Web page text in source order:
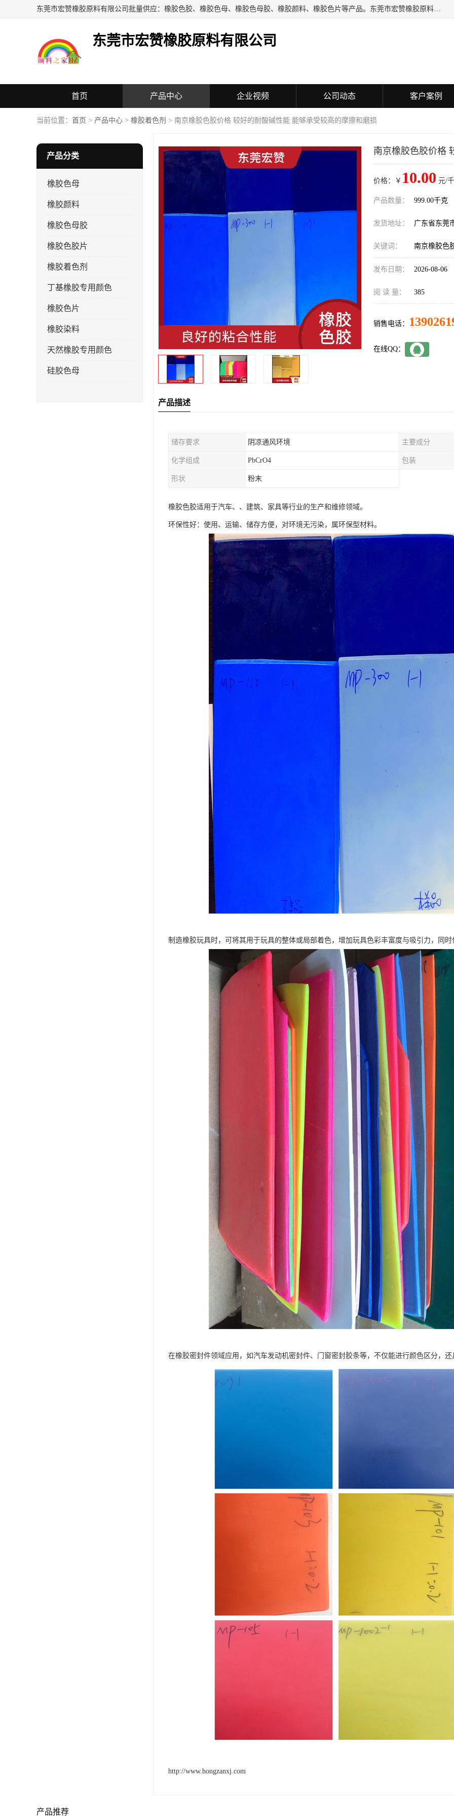
东莞市宏赞橡胶原料有限公司批量供应：橡胶色胶、橡胶色母、橡胶色母胶、橡胶颜料、橡胶色片等产品。东莞市宏赞橡胶原料有限公司经营已经十五年的历史，目前的客户群广达东南亚各国，也是目前橡胶制造密集度高的中国大陆橡胶制品工厂使用多，市场占有率高的色胶专业生产工厂。
东莞市宏赞橡胶原料有限公司
首页 产品中心 企业视频 公司动态 客户案例
当前位置： 首页 > 产品中心 > 橡胶着色剂 > 南京橡胶色胶价格 较好的耐酸碱性能 能够承受较高的摩擦和磨损
产品分类
橡胶色母
橡胶颜料
橡胶色母胶
橡胶色胶片
橡胶着色剂
丁基橡胶专用颜色
橡胶色片
橡胶染料
天然橡胶专用颜色
硅胶色母
南京橡胶色胶价格
价格：￥ 10.00 元/
产品数量： 999.00千克
发货地址： 广东省东莞
关键词： 南京橡胶色
发布日期： 2026-08-06
阅 读 量： 385
销售电话：
在线QQ：
产品描述
储存要求 阴凉通风环境 主要成分
化学组成 PbCrO4 包装
形状 粉末
橡胶色胶适用于汽车、、建筑、家具等行业的生产和维修领域。
环保性好：使用、运输、储存方便，对环境无污染，属环保型材料。
制造橡胶玩具时，可将其用于玩具的整体或局部着色，增加玩具色彩丰富度与吸引力，同
在橡胶密封件领域应用，如汽车发动机密封件、门窗密封胶条等，不仅能进行颜色区分，
http://www.hongzanxj.com
产品推荐